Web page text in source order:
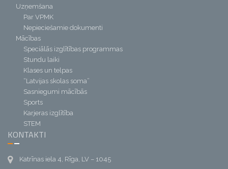
Uzņemšana
Par VPMK
Nepieciešamie dokumenti
Mācības
Speciālās izglītības programmas
Stundu laiki
Klases un telpas
“Latvijas skolas soma”
Sasniegumi mācībās
Sports
Karjeras izglītība
STEM
KONTAKTI
Katrīnas iela 4, Rīga, LV – 1045